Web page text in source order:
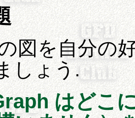
図を自分の
しょう.
はどこ